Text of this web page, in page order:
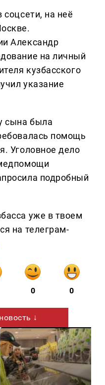
соцсети, на неё
Александр
на личный
кузбасского
указание
сына была
помощь
Уголовное дело
подробный
уже в твоем
на телеграм-
0 0
↓